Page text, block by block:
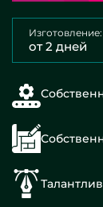
Изготовление:
от 2 дней